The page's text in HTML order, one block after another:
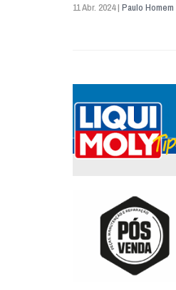
11 Abr. 2024 | Paulo Homem